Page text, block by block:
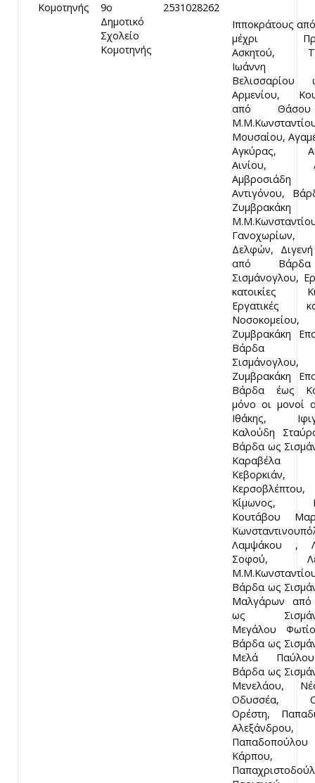
Κομοτηνής
9ο
Δημοτικό
Σχολείο
Κομοτηνής
2531028262
Ιπποκράτους
μέχρι
Ασκητού,
Ιωάννη
Αρμενίου,
από
Μουσαίου,
Αγκύρας,
Αινίου,
Αντιγόνου,
Γανοχωρίων,
Δελφών, Διγενή
από
Σισμάνογλου,
κατοικίες
Εργατικές
Νοσοκομείου,
Ζυμβρακάκη
Βάρδα
Σισμάνογλου,
Ζυμβρακάκη
Βάρδα έως
μόνο οι μονοί
Ιθάκης,
Καλούδη
Βάρδα ως
Καραβέλα
Κεβορκιάν,
Κερσοβλέπτου,
Κίμωνος,
Κουτάβου
Λαμψάκου ,
Σοφού,
Βάρδα ως
Μαλγάρων
ως
Μεγάλου
Βάρδα ως
Μελά
Βάρδα ως
Μενελάου,
Οδυσσέα,
Ορέστη,
Αλεξάνδρου,
Παπαδοπούλου
Κάρπου,